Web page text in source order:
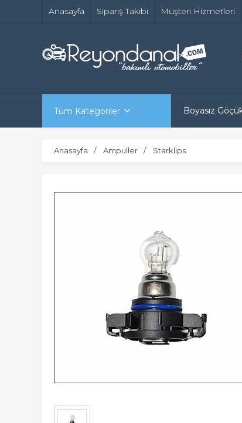
Anasayfa Sipariş Takibi Müşteri Hizmetleri
Tüm Kategoriler Boyasız
Anasayfa Ampuller Starklips